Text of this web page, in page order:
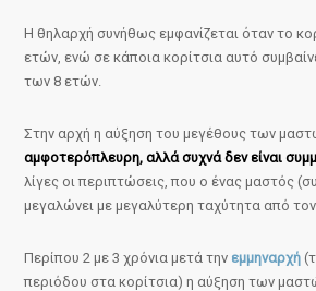
Η θηλαρχή συνήθως εμφανίζεται όταν το
ετών, ενώ σε κάποια κορίτσια αυτό
των 8 ετών.
Στην αρχή η αύξηση του μεγέθους των
αμφοτερόπλευρη, αλλά συχνά δεν είναι
λίγες οι περιπτώσεις, που ο ένας μαστός
μεγαλώνει με μεγαλύτερη ταχύτητα από τον
Περίπου 2 με 3 χρόνια μετά την εμμηναρχή
περιόδου στα κορίτσια) η αύξηση των